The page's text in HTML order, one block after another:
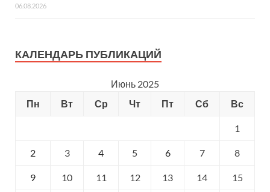
06.08.2026
КАЛЕНДАРЬ ПУБЛИКАЦИЙ
Июнь 2025
Пн
Вт Ср Чт Пт Сб Вс
1
2 3 4 5 6 7 8
9 10 11 12 13 14 15